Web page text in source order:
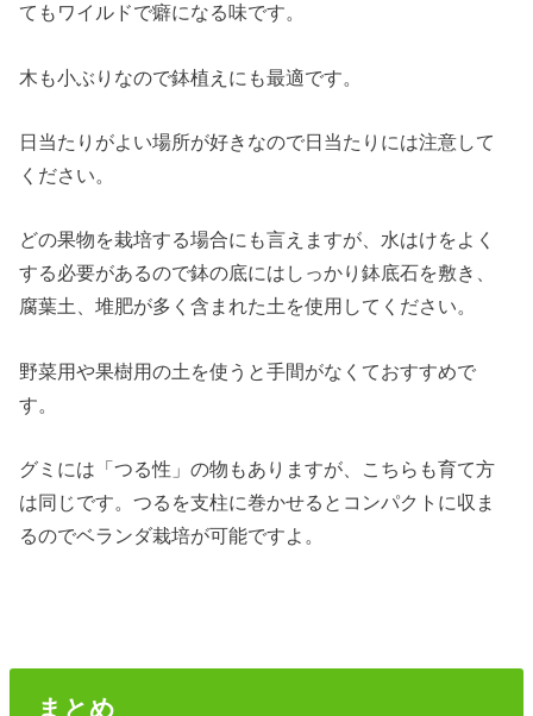
てもワイルドで癖になる味です。
木も小ぶりなので鉢植えにも最適です。
日当たりがよい場所が好きなので日当たりには注意して
ください。
どの果物を栽培する場合にも言えますが、水はけをよく
する必要があるので鉢の底にはしっかり鉢底石を敷き、
腐葉土、堆肥が多く含まれた土を使用してください。
野菜用や果樹用の土を使うと手間がなくておすすめで
す。
グミには「つる性」の物もありますが、こちらも育て方
は同じです。つるを支柱に巻かせるとコンパクトに収ま
るのでベランダ栽培が可能ですよ。
まとめ